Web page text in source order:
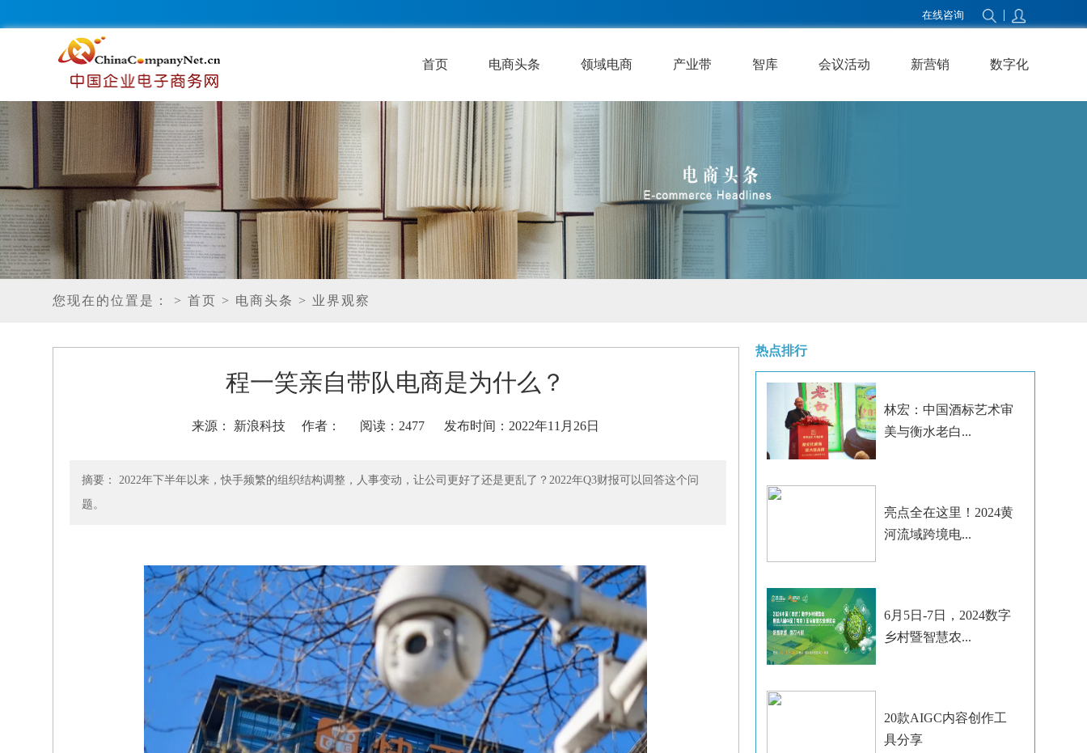
在线咨询 |
首页 电商头条 领域电商 产业带 智库 会议活动 新营销 数字化
您现在的位置是： > 首页 > 电商头条 > 业界观察
程一笑亲自带队电商是为什么？
来源： 新浪科技 作者： 阅读：2477 发布时间：2022年11月26日
摘要： 2022年下半年以来，快手频繁的组织结构调整，人事变动，让公司更好了还是更乱了？2022年Q3财报可以回答这个问
题。
热点排行
林宏：中国酒标艺术审
美与衡水老白...
亮点全在这里！2024黄
河流域跨境电...
6月5日-7日，2024数字
乡村暨智慧农...
20款AIGC内容创作工
具分享